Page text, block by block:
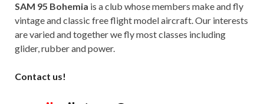
SAM 95 Bohemia is a club whose members make and fly
vintage and classic free flight model aircraft. Our interests
are varied and together we fly most classes including
glider, rubber and power.
Contact us!